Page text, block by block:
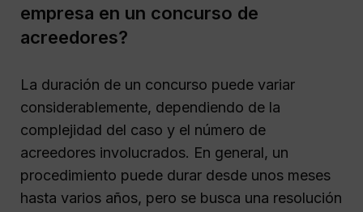
empresa en un concurso de
acreedores?
La duración de un concurso puede variar
considerablemente, dependiendo de la
complejidad del caso y el número de
acreedores involucrados. En general, un
procedimiento puede durar desde unos meses
hasta varios años, pero se busca una resolución